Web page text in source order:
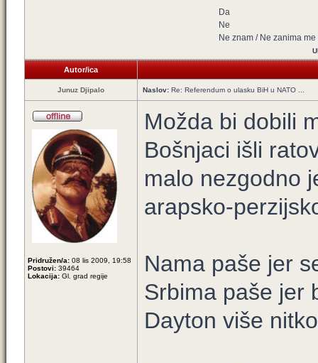
Da
Ne
Ne znam / Ne zanima me
Autor/ica
Junuz Djipalo Naslov: Re: Referendum o ulasku BiH u NATO ...
Pridružen/a: 08 lis 2009, 19:58
Postovi: 39464
Lokacija: Gl. grad regije
Možda bi dobili
Bošnjaci išli
malo nezgodno
arapsko-
Nama paše jer
Srbima paše jer
Dayton više